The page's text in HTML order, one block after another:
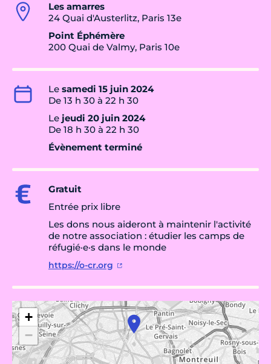
Les amarres
24 Quai d'Austerlitz, Paris 13e
Point Éphémère
200 Quai de Valmy, Paris 10e
Le samedi 15 juin 2024
De 13 h 30 à 22 h 30
Le jeudi 20 juin 2024
De 18 h 30 à 22 h 30
Évènement terminé
Gratuit
Entrée prix libre
Les dons nous aideront à maintenir l'activité
de notre association : étudier les camps de
réfugié·e·s dans le monde
https://o-cr.org
+
−